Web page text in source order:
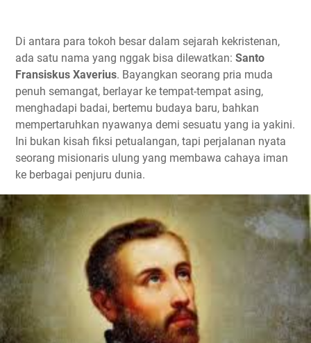
Di antara para tokoh besar dalam sejarah kekristenan,
ada satu nama yang nggak bisa dilewatkan: Santo
Fransiskus Xaverius. Bayangkan seorang pria muda
penuh semangat, berlayar ke tempat-tempat asing,
menghadapi badai, bertemu budaya baru, bahkan
mempertaruhkan nyawanya demi sesuatu yang ia yakini.
Ini bukan kisah fiksi petualangan, tapi perjalanan nyata
seorang misionaris ulung yang membawa cahaya iman
ke berbagai penjuru dunia.